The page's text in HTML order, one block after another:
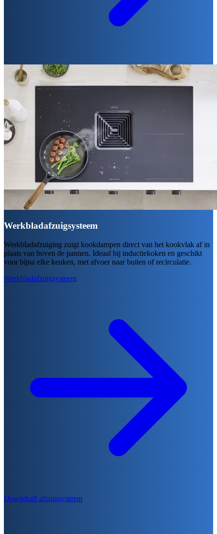
Werkbladafzuigsysteem
Werkbladafzuiging zuigt kookdampen direct van het kookvlak af in
plaats van boven de pannen. Ideaal bij inductiekoken en geschikt
voor bijna elke keuken, met afvoer naar buiten of recirculatie.
Werkbladafzuigsysteem
Downdraft afzuigsysteem